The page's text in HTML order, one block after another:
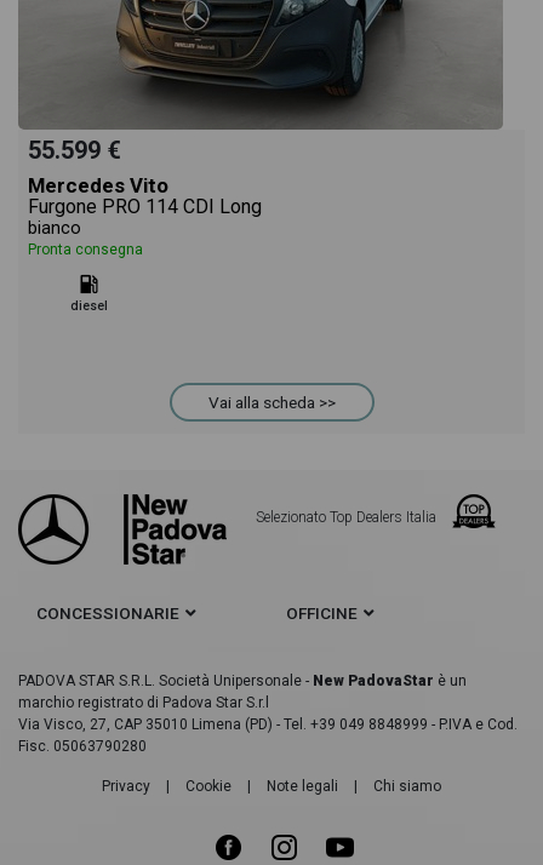
55.599 €
Mercedes Vito
Furgone PRO 114 CDI Long
bianco
Pronta consegna
diesel
Vai alla scheda >>
Selezionato Top Dealers Italia
CONCESSIONARIE OFFICINE
PADOVA STAR S.R.L. Società Unipersonale - New PadovaStar è un
marchio registrato di Padova Star S.r.l
Via Visco, 27, CAP 35010 Limena (PD) - Tel. +39 049 8848999 - P.IVA e Cod.
Fisc. 05063790280
Privacy Cookie Note legali Chi siamo